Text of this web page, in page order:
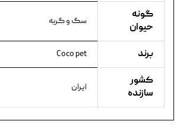
گونه
حیوان
سگ و گربه
برند Coco pet
کشور
سازنده
ایران